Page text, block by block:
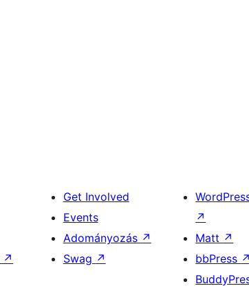
↗
Get Involved
Events
Adományozás ↗
Swag ↗
↗
Matt ↗
bbPress ↗